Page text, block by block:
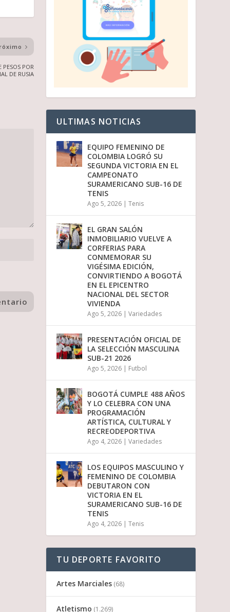
PESOS POR
DE RUSIA
ULTIMAS NOTICIAS
EQUIPO FEMENINO DE
COLOMBIA LOGRÓ SU
SEGUNDA VICTORIA EN EL
CAMPEONATO
SURAMERICANO SUB-16 DE
TENIS
Ago 5, 2026 |Tenis
EL GRAN SALÓN
INMOBILIARIO VUELVE A
CORFERIAS PARA
CONMEMORAR SU
VIGÉSIMA EDICIÓN,
CONVIRTIENDO A BOGOTÁ
EN EL EPICENTRO
NACIONAL DEL SECTOR
VIVIENDA
Ago 5, 2026 |Variedades
PRESENTACIÓN OFICIAL DE
LA SELECCIÓN MASCULINA
SUB-21 2026
Ago 5, 2026 | Futbol
BOGOTÁ CUMPLE 488 AÑOS
Y LO CELEBRA CON UNA
PROGRAMACIÓN
ARTÍSTICA, CULTURAL Y
RECREODEPORTIVA
Ago 4, 2026 |Variedades
LOS EQUIPOS MASCULINO Y
FEMENINO DE COLOMBIA
DEBUTARON CON
VICTORIA EN EL
SURAMERICANO SUB-16 DE
TENIS
Ago 4, 2026 |Tenis
TU DEPORTE FAVORITO
Artes Marciales (68)
Atletismo (1.269)